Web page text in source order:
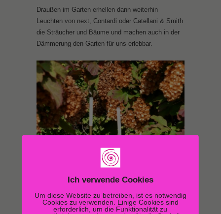
Draußen im Garten erhellen dann weiterhin
Leuchten von next, Contardi oder Catellani & Smith
die Sträucher und Bäume und machen auch in der
Dämmerung den Garten für uns erlebbar.
Ich verwende Cookies
Um diese Website zu betreiben, ist es notwendig
Cookies zu verwenden. Einige Cookies sind
erforderlich, um die Funktionalität zu